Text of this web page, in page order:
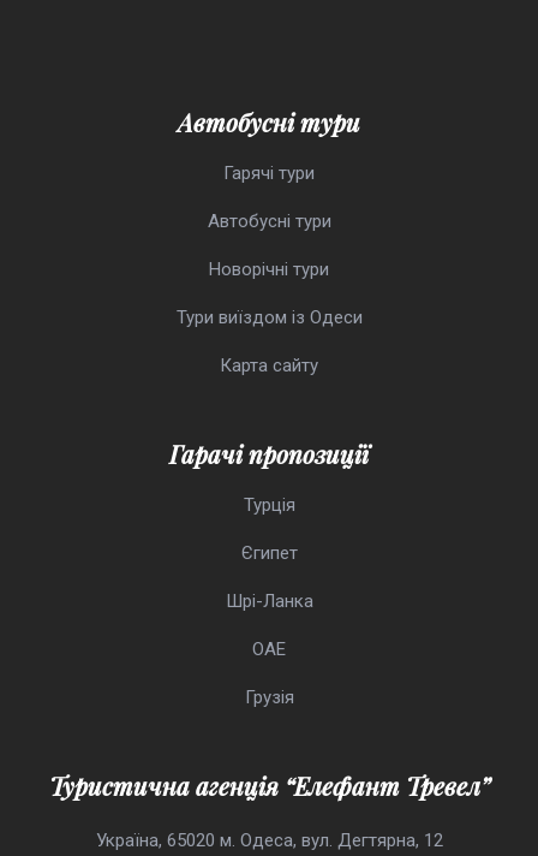
Автобусні тури
Гарячі тури
Автобусні тури
Новорічні тури
Тури виїздом із Одеси
Карта сайту
Гарачі пропозиції
Турція
Єгипет
Шрі-Ланка
ОАЕ
Грузія
Туристична агенція “Елефант Тревел”
Україна, 65020 м. Одеса, вул. Дегтярна, 12